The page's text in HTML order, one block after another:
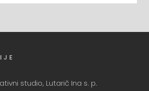
studio, Lutarič Ina s. p.